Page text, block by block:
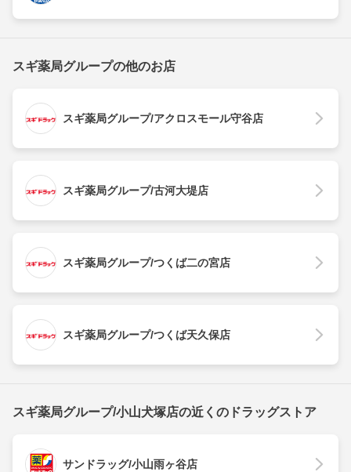
スギ薬局グループの他のお店
スギ薬局グループ/アクロスモール守谷店
スギ薬局グループ/古河大堤店
スギ薬局グループ/つくば二の宮店
スギ薬局グループ/つくば天久保店
スギ薬局グループ/小山犬塚店の近くのドラッグストア
サンドラッグ/小山雨ヶ谷店